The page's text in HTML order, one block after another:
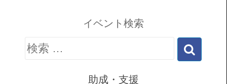
イベント検索
検
助成・支援